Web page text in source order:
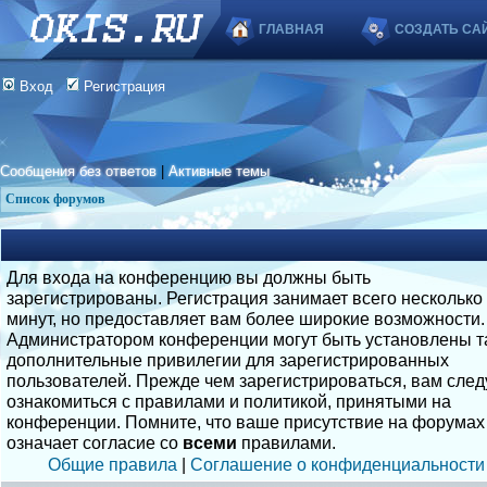
ГЛАВНАЯ СОЗДАТЬ
Вход Регистрация
Сообщения без ответов |Активные темы
Список форумов
Для входа на конференцию вы должны быть
зарегистрированы. Регистрация занимает всего несколько
минут, но предоставляет вам более широкие возможности.
Администратором конференции могут быть установлены
дополнительные привилегии для зарегистрированных
пользователей. Прежде чем зарегистрироваться, вам
ознакомиться с правилами и политикой, принятыми на
конференции. Помните, что ваше присутствие на форумах
означает согласие со всеми правилами.
Общие правила | Соглашение о конфиденциальности